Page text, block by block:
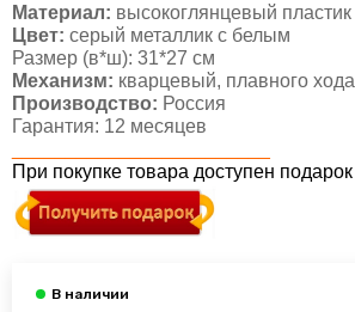
Материал: высокоглянцевый пластик
Цвет: серый металлик с белым
Размер (в*ш): 31*27 см
Механизм: кварцевый, плавного хода
Производство: Россия
Гарантия: 12 месяцев
При покупке товара доступен подарок